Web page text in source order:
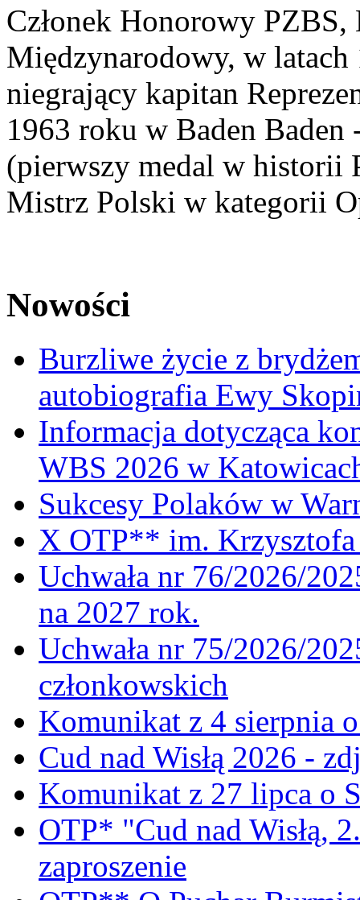
Członek Honorowy
Międzynarodowy, w latach
niegrający kapitan
1963 roku w Baden Baden
(pierwszy medal w
Mistrz Polski w kategorii
Nowości
Burzliwe życie z
autobiografia Ewy
Informacja dotycząca
WBS 2026 w
Sukcesy Polaków w
X OTP** im. Krzysztofa
Uchwała nr 76/2026/
na 2027 rok.
Uchwała nr 75/2026/
członkowskich
Komunikat z 4 sierpnia
Cud nad Wisłą 2026 -
Komunikat z 27 lipca o
OTP* "Cud nad Wisłą,
zaproszenie